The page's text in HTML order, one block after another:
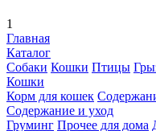
1
Главная
Каталог
Собаки Кошки Птицы
Кошки
Корм для кошек
Содержание и уход
Груминг Прочее для дома